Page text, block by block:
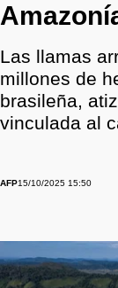
Las llamas
millones de
brasileña,
vinculada al
AFP15/10/2025 15:50